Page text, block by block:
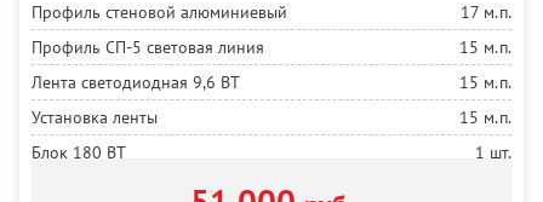
Профиль стеновой алюминиевый
17 м.п.
Профиль СП-5 световая линия
15 м.п.
Лента светодиодная 9,6 ВТ
15 м.п.
Установка ленты
15 м.п.
Блок 180 ВТ
1 шт.
Полотно белое матовое MSD Premium